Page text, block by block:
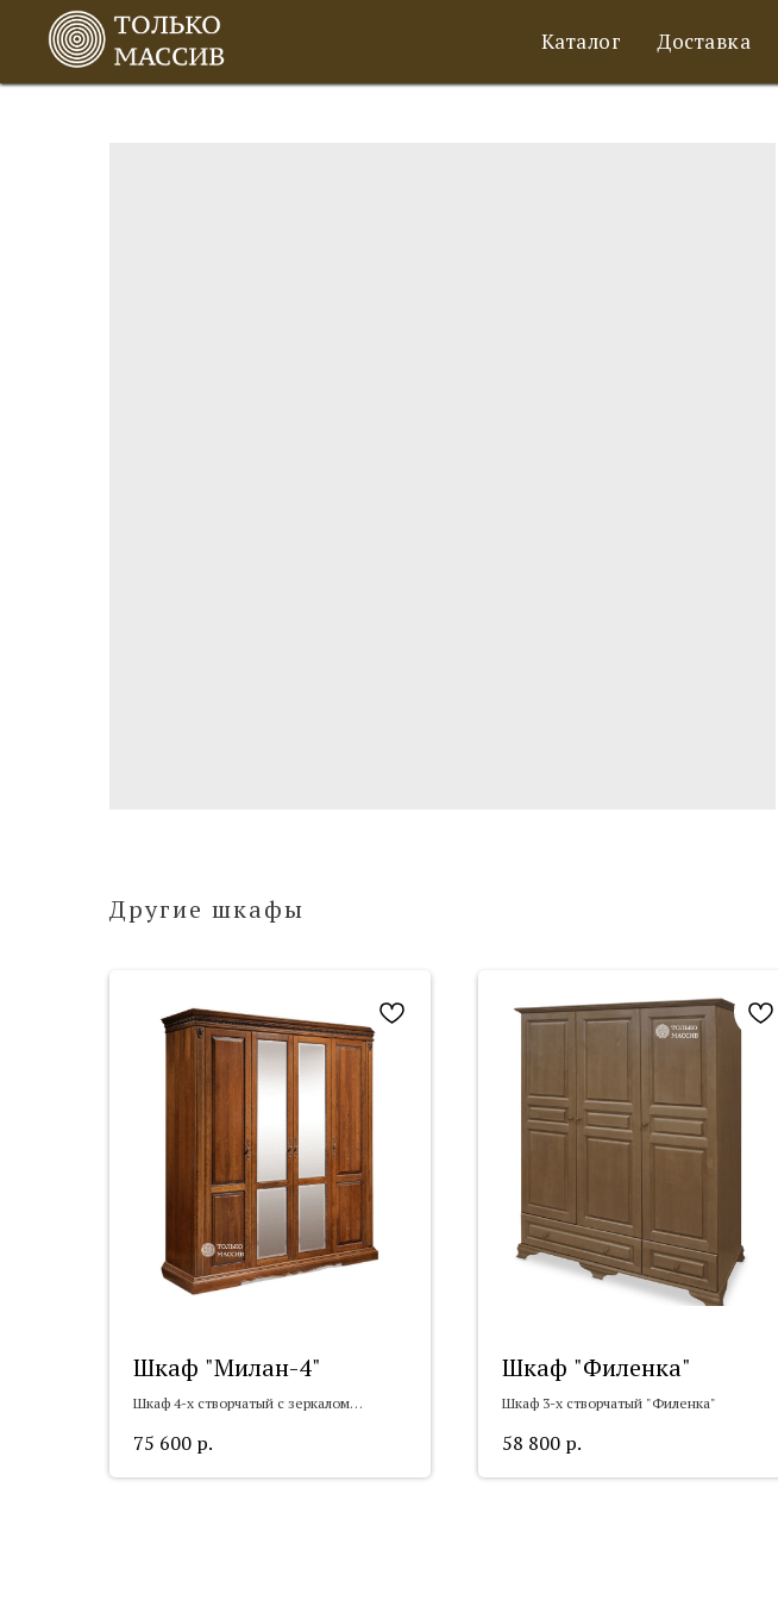
Каталог Доставка
Другие шкафы
Шкаф "Милан-4"
Шкаф 4-х створчатый с зеркалом
75 600 р.
Шкаф "Филенка"
Шкаф 3-х створчатый "Филенка"
58 800 р.